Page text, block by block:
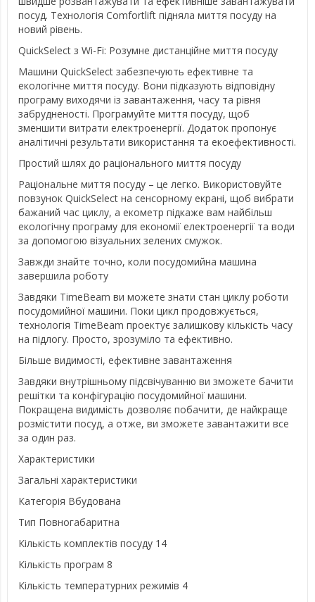
посуд. Технологія Comfortlift підняла миття посуду на
новий рівень.
QuickSelect з Wi-Fi: Розумне дистанційне миття посуду
Машини QuickSelect забезпечують ефективне та
екологічне миття посуду. Вони підказують відповідну
програму виходячи із завантаження, часу та рівня
забрудненості. Програмуйте миття посуду, щоб
зменшити витрати електроенергії. Додаток пропонує
аналітичні результати використання та екоефективності.
Простий шлях до раціонального миття посуду
Раціональне миття посуду – це легко. Використовуйте
повзунок QuickSelect на сенсорному екрані, щоб вибрати
бажаний час циклу, а екометр підкаже вам найбільш
екологічну програму для економії електроенергії та води
за допомогою візуальних зелених смужок.
Завжди знайте точно, коли посудомийна машина
завершила роботу
Завдяки TimeBeam ви можете знати стан циклу роботи
посудомийної машини. Поки цикл продовжується,
технологія TimeBeam проектує залишкову кількість часу
на підлогу. Просто, зрозуміло та ефективно.
Більше видимості, ефективне завантаження
Завдяки внутрішньому підсвічуванню ви зможете бачити
решітки та конфігурацію посудомийної машини.
Покращена видимість дозволяє побачити, де найкраще
розмістити посуд, а отже, ви зможете завантажити все
за один раз.
Характеристики
Загальні характеристики
Категорія Вбудована
Тип Повногабаритна
Кількість комплектів посуду 14
Кількість програм 8
Кількість температурних режимів 4